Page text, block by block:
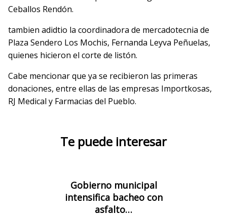
Ceballos Rendón.
tambien adidtio la coordinadora de mercadotecnia de
Plaza Sendero Los Mochis, Fernanda Leyva Peñuelas,
quienes hicieron el corte de listón.
Cabe mencionar que ya se recibieron las primeras
donaciones, entre ellas de las empresas Importkosas,
RJ Medical y Farmacias del Pueblo.
Te puede interesar
Gobierno municipal
intensifica bacheo con
asfalto…